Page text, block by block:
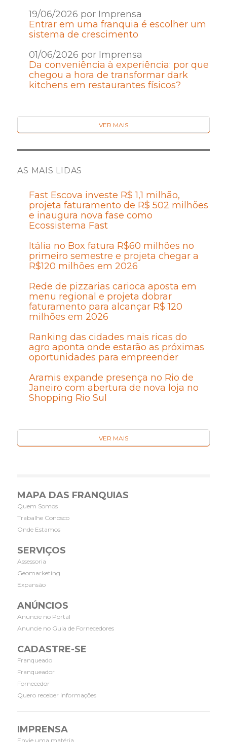
19/06/2026 por Imprensa
Entrar em uma franquia é escolher um
sistema de crescimento
01/06/2026 por Imprensa
Da conveniência à experiência: por que
chegou a hora de transformar dark
kitchens em restaurantes físicos?
VER MAIS
AS MAIS LIDAS
Fast Escova investe R$ 1,1 milhão,
projeta faturamento de R$ 502 milhões
e inaugura nova fase como
Ecossistema Fast
Itália no Box fatura R$60 milhões no
primeiro semestre e projeta chegar a
R$120 milhões em 2026
Rede de pizzarias carioca aposta em
menu regional e projeta dobrar
faturamento para alcançar R$ 120
milhões em 2026
Ranking das cidades mais ricas do
agro aponta onde estarão as próximas
oportunidades para empreender
Aramis expande presença no Rio de
Janeiro com abertura de nova loja no
Shopping Rio Sul
VER MAIS
MAPA DAS FRANQUIAS
Quem Somos
Trabalhe Conosco
Onde Estamos
SERVIÇOS
Assessoria
Geomarketing
Expansão
ANÚNCIOS
Anuncie no Portal
Anuncie no Guia de Fornecedores
CADASTRE-SE
Franqueado
Franqueador
Fornecedor
Quero receber informações
IMPRENSA
Envie uma matéria